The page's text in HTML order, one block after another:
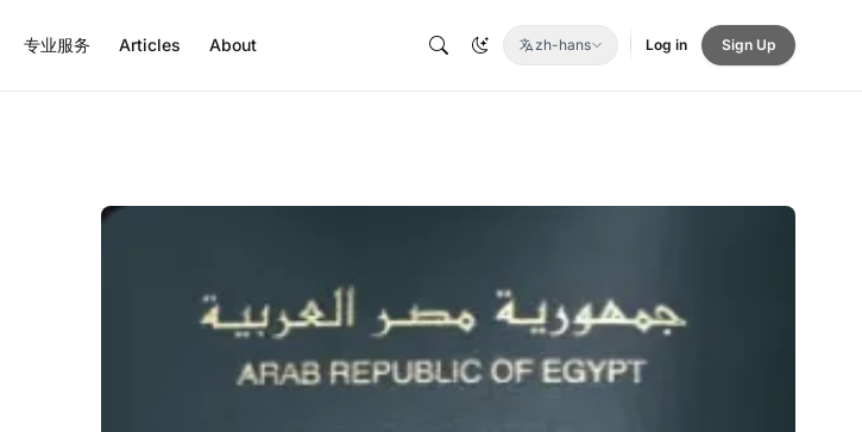
专业服务 Articles About zh-hans Log in Sign Up